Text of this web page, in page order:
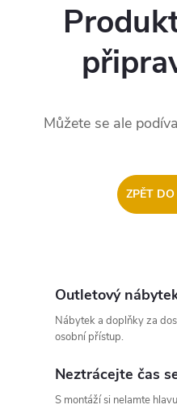
Můžete se ale
ZPĚT
Outletový
Nábytek a doplňky za
osobní přístup.
Neztrácejte čas
S montáží si nelamte